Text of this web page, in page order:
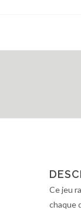
Ce jeu
chaque